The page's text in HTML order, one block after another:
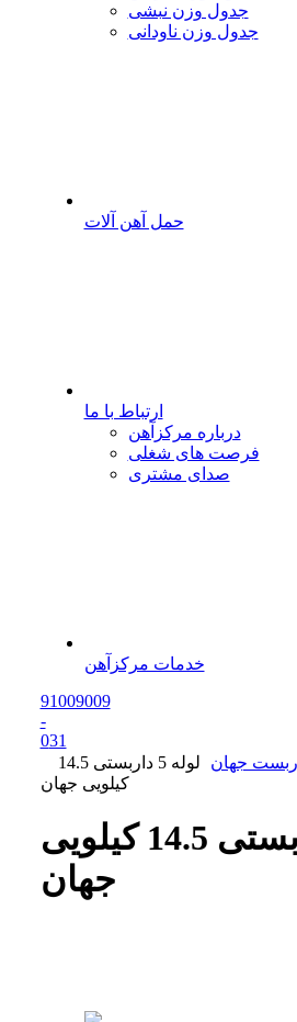
جدول وزن نبشی
جدول وزن ناودانی
حمل آهن آلات
ارتباط با ما
درباره مرکزآهن
فرصت های شغلی
صدای مشتری
خدمات مرکزآهن
91009009
-
031
جهان
لوله 5 داربستی 14.5
کیلویی جهان
لوله 5 داربستی 14.5 کیلویی
جهان